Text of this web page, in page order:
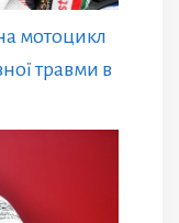
мотоцикл
травми в